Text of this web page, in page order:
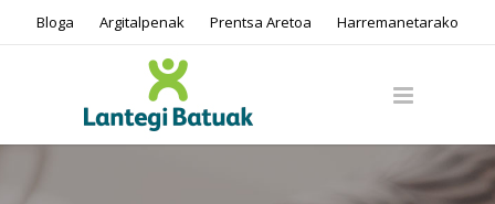
Bloga Argitalpenak Prentsa Aretoa Harremanetarako